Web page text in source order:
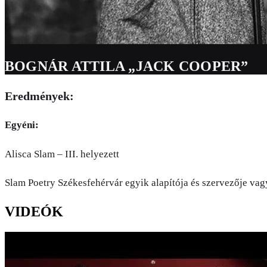
BOGNÁR ATTILA „JACK COOPER”
Eredmények:
Egyéni:
Alisca Slam – III. helyezett
Slam Poetry Székesfehérvár egyik alapítója és szervezője
VIDEÓK